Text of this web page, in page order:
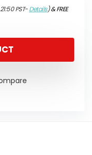
PST-Details)&FREE